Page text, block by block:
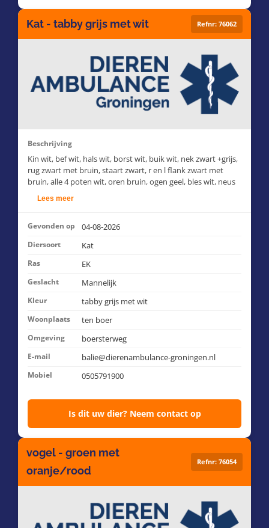
Kat - tabby grijs met wit Refnr: 76062
Beschrijving
Kin wit, bef wit, hals wit, borst wit, buik wit, nek zwart +grijs,
rug zwart met bruin, staart zwart, r en l flank zwart met
bruin, alle 4 poten wit, oren bruin, ogen geel, bles wit, neus
roze ,snorharen wit.
Lees meer
Gevonden op 04-08-2026
Diersoort Kat
Ras EK
Geslacht Mannelijk
Kleur tabby grijs met wit
Woonplaats ten boer
Omgeving boersterweg
E-mail balie@dierenambulance-groningen.nl
Mobiel 0505791900
Is dit uw dier? Neem contact op
vogel - groen met
oranje/rood
Refnr: 76054